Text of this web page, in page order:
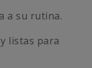
a su rutina.
listas para